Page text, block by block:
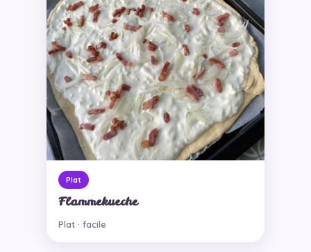
Plat
Flammekueche
Plat · facile